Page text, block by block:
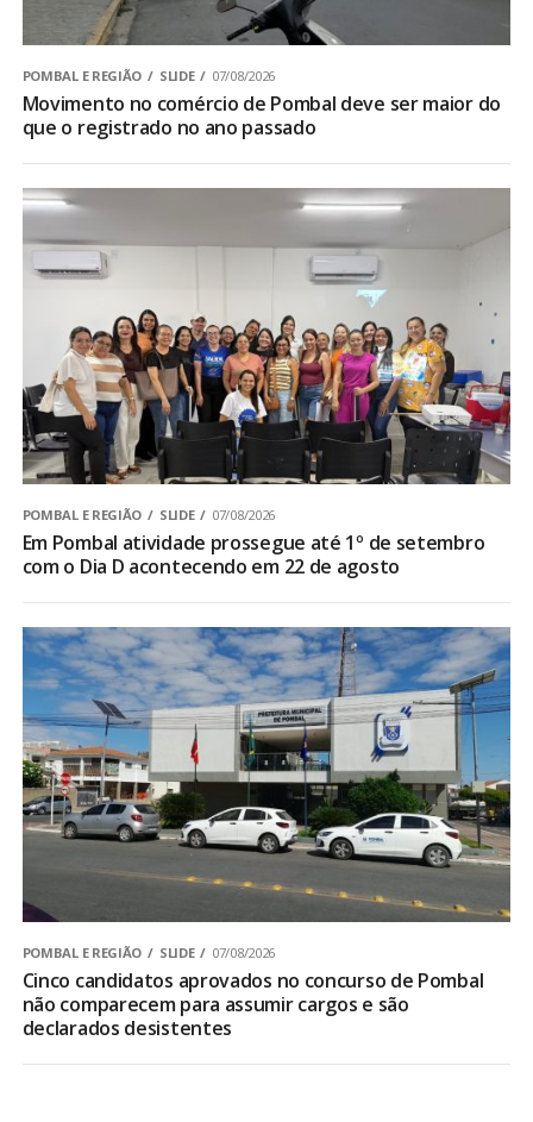
POMBAL E REGIÃO SLIDE 07/08/2026
Movimento no comércio de Pombal deve ser maior do
que o registrado no ano passado
POMBAL E REGIÃO SLIDE 07/08/2026
Em Pombal atividade prossegue até 1º de setembro
com o Dia D acontecendo em 22 de agosto
POMBAL E REGIÃO SLIDE 07/08/2026
Cinco candidatos aprovados no concurso de Pombal
não comparecem para assumir cargos e são
declarados desistentes